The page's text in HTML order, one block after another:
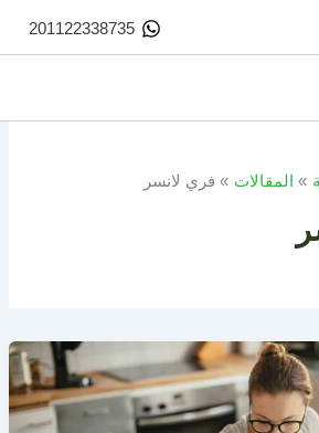
201122338735
المقالات فري لانسر